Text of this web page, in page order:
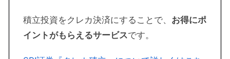
積立投資をクレカ決済にすることで、 お得にポ
イントがもらえるサービスです。